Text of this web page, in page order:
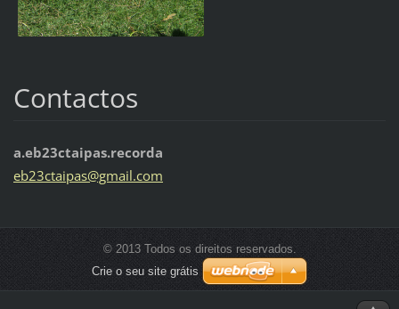
Contactos
a.eb23ctaipas.recorda
eb23ctaipas@gmail.com
© 2013 Todos os direitos reservados.
Crie o seu site grátis